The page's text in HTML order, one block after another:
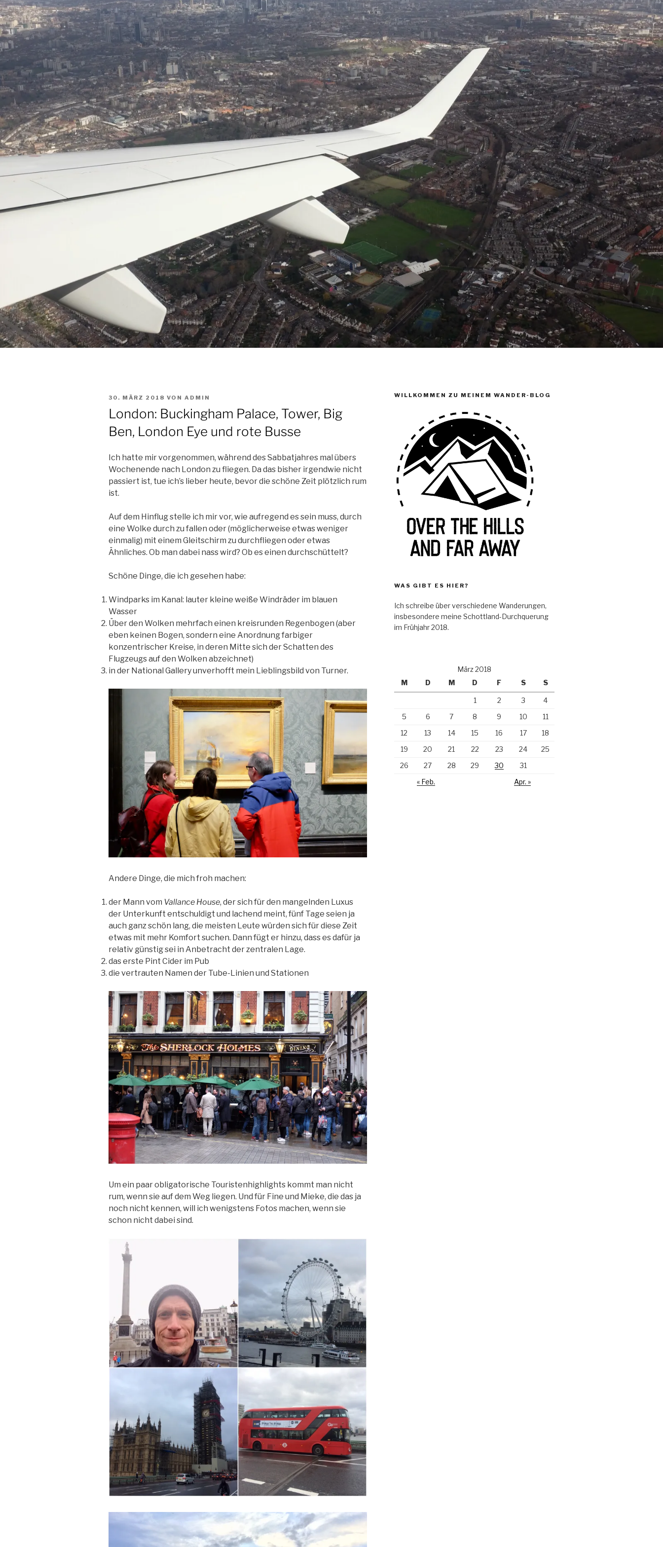
VERÖFFENTLICHT
AM
30. MÄRZ 2018 VON ADMIN
London: Buckingham Palace, Tower, Big
Ben, London Eye und rote Busse
Ich hatte mir vorgenommen, während des Sabbatjahres mal übers
Wochenende nach London zu fliegen. Da das bisher irgendwie nicht
passiert ist, tue ich’s lieber heute, bevor die schöne Zeit plötzlich rum
ist.
Auf dem Hinflug stelle ich mir vor, wie aufregend es sein muss, durch
eine Wolke durch zu fallen oder (möglicherweise etwas weniger
einmalig) mit einem Gleitschirm zu durchfliegen oder etwas
Ähnliches. Ob man dabei nass wird? Ob es einen durchschüttelt?
Schöne Dinge, die ich gesehen habe:
Windparks im Kanal: lauter kleine weiße Windräder im blauen
Wasser
Über den Wolken mehrfach einen kreisrunden Regenbogen (aber
eben keinen Bogen, sondern eine Anordnung farbiger
konzentrischer Kreise, in deren Mitte sich der Schatten des
Flugzeugs auf den Wolken abzeichnet)
in der National Gallery unverhofft mein Lieblingsbild von Turner.
Andere Dinge, die mich froh machen:
der Mann vom Vallance House, der sich für den mangelnden Luxus
der Unterkunft entschuldigt und lachend meint, fünf Tage seien ja
auch ganz schön lang, die meisten Leute würden sich für diese Zeit
etwas mit mehr Komfort suchen. Dann fügt er hinzu, dass es dafür ja
relativ günstig sei in Anbetracht der zentralen Lage.
das erste Pint Cider im Pub
die vertrauten Namen der Tube-Linien und Stationen
Um ein paar obligatorische Touristenhighlights kommt man nicht
rum, wenn sie auf dem Weg liegen. Und für Fine und Mieke, die das ja
noch nicht kennen, will ich wenigstens Fotos machen, wenn sie
schon nicht dabei sind.
WILLKOMMEN ZU MEINEM WANDER-BLOG
WAS GIBT ES HIER?
Ich schreibe über verschiedene Wanderungen,
insbesondere meine Schottland-Durchquerung
im Frühjahr 2018.
März 2018
M
D M D F S S
1 2 3
4
5
6 7 8 9 10
11
12
13 14 15 16 17
18
19
20 21 22 23 24
25
26
27 28 29 30
31
« Feb.
Apr. »